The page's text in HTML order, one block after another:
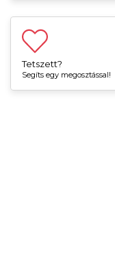
Tetszett?
Segíts egy megosztással!